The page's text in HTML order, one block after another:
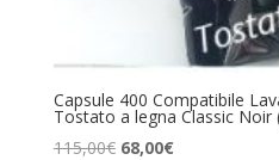
Capsule 400 Compatibile
Tostato a legna Classic Noir
115,00€ Il
68,00€Il